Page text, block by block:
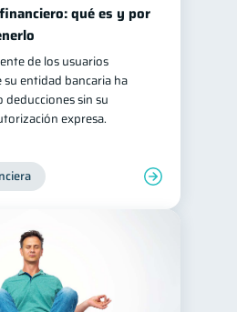
22
mujeres 20
10
Préstamos
de Bancos
2
qué es y por
de los usuarios
entidad bancaria ha
deducciones sin su
expresa.